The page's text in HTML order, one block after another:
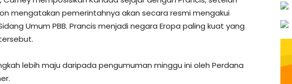
mengatakan pemerintahnya akan secara resmi mengakui
Umum PBB. Prancis menjadi negara Eropa paling kuat yang
lebih maju daripada pengumuman minggu ini oleh Perdana